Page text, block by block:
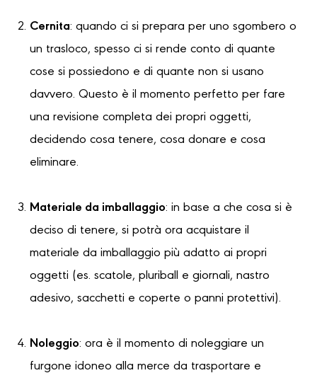
Cernita: quando ci si prepara per uno sgombero o
un trasloco, spesso ci si rende conto di quante
cose si possiedono e di quante non si usano
davvero. Questo è il momento perfetto per fare
una revisione completa dei propri oggetti,
decidendo cosa tenere, cosa donare e cosa
eliminare.
Materiale da imballaggio: in base a che cosa si è
deciso di tenere, si potrà ora acquistare il
materiale da imballaggio più adatto ai propri
oggetti (es. scatole, pluriball e giornali, nastro
adesivo, sacchetti e coperte o panni protettivi).
Noleggio: ora è il momento di noleggiare un
furgone idoneo alla merce da trasportare e